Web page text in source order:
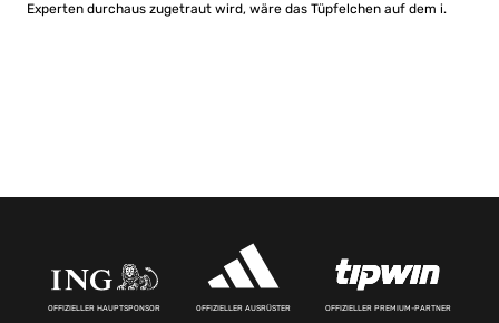
Experten durchaus zugetraut wird, wäre das Tüpfelchen auf dem i.
OFFIZIELLER HAUPTSPONSOR OFFIZIELLER AUSRÜSTER OFFIZIELLER PREMIUM-PARTNER